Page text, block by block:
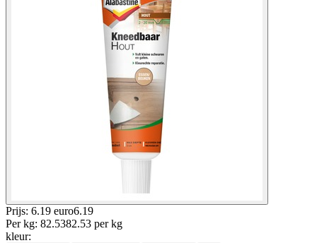
Prijs: 6.19 euro6.19
Per kg: 82.5382.53 per kg
kleur: